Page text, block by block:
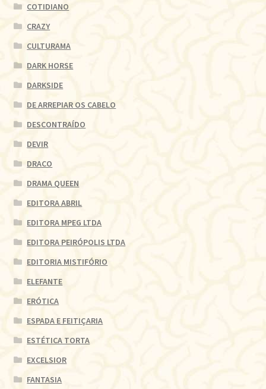
COTIDIANO
CRAZY
CULTURAMA
DARK HORSE
DARKSIDE
DE ARREPIAR OS CABELO
DESCONTRAÍDO
DEVIR
DRACO
DRAMA QUEEN
EDITORA ABRIL
EDITORA MPEG LTDA
EDITORA PEIRÓPOLIS LTDA
EDITORIA MISTIFÓRIO
ELEFANTE
ERÓTICA
ESPADA E FEITIÇARIA
ESTÉTICA TORTA
EXCELSIOR
FANTASIA